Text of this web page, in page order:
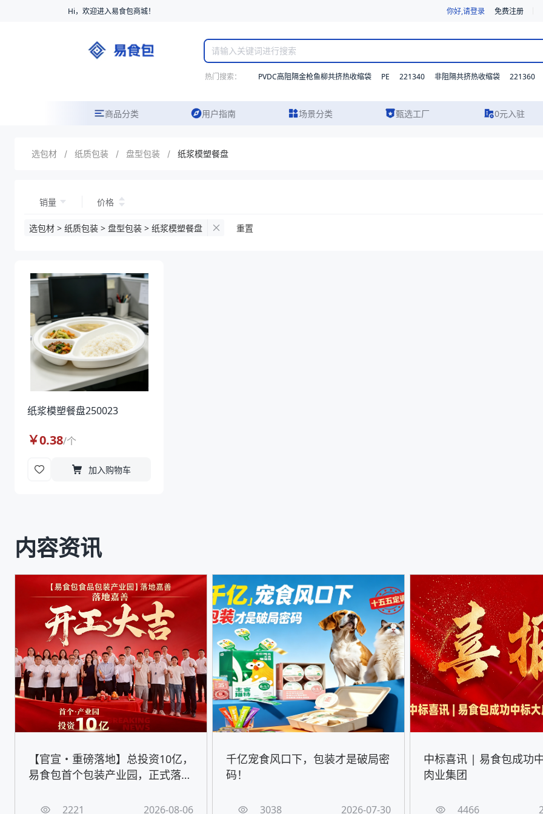
Hi，欢迎进入易食包商城！ 你好,请登录 免费注册
热门搜索： PVDC高阻隔金枪鱼柳共挤热收缩袋 PE 221340 非阻隔共挤热收缩袋 221360
商品分类 用户指南 场景分类 甄选工厂 0元入驻
选包材 / 纸质包装 / 盘型包装 / 纸浆模塑餐盘
销量 价格
选包材 > 纸质包装 > 盘型包装 > 纸浆模塑餐盘 重置
纸浆模塑餐盘250023
￥0.38/个
加入购物车
内容资讯
【官宣・重磅落地】总投资10亿，
易食包首个包装产业园，正式落地
2221 2026-08-06
千亿宠食风口下，包装才是破局密
码！
3038 2026-07-30
中标喜讯 | 易食包成功
肉业集团
4466